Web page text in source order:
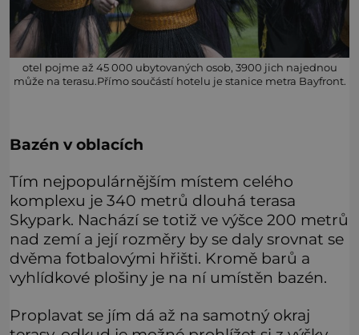
otel pojme až 45 000 ubytovaných osob, 3900 jich najednou
může na terasu.Přímo součástí hotelu je stanice metra Bayfront.
Bazén v oblacích
Tím nejpopulárnějším místem celého
komplexu je 340 metrů dlouhá terasa
Skypark. Nachází se totiž ve výšce 200 metrů
nad zemí a její rozměry by se daly srovnat se
dvěma fotbalovými hřišti. Kromě barů a
vyhlídkové plošiny je na ní umístěn bazén.
Proplavat se jím dá až na samotný okraj